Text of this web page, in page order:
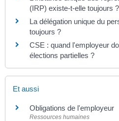
(IRP) existe-t-elle toujours ?
La délégation unique du
toujours ?
CSE : quand l'employeur
élections partielles ?
Et aussi
Obligations de l'employeur
Ressources humaines